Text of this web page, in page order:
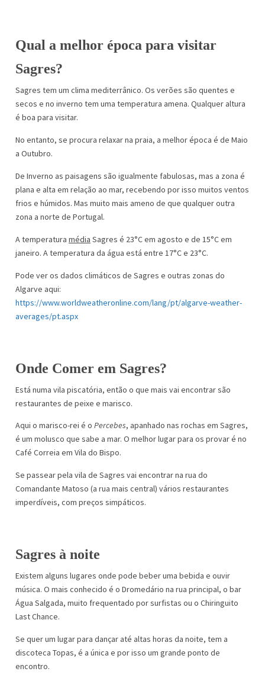
Qual a melhor época para visitar
Sagres?
Sagres tem um clima mediterrânico. Os verões são quentes e
secos e no inverno tem uma temperatura amena. Qualquer altura
é boa para visitar.
No entanto, se procura relaxar na praia, a melhor época é de Maio
a Outubro.
De Inverno as paisagens são igualmente fabulosas, mas a zona é
plana e alta em relação ao mar, recebendo por isso muitos ventos
frios e húmidos. Mas muito mais ameno de que qualquer outra
zona a norte de Portugal.
A temperatura média Sagres é 23°C em agosto e de 15°C em
janeiro. A temperatura da água está entre 17°C e 23°C.
Pode ver os dados climáticos de Sagres e outras zonas do
Algarve aqui:
https://www.worldweatheronline.com/lang/pt/algarve-weather-
averages/pt.aspx
Onde Comer em Sagres?
Está numa vila piscatória, então o que mais vai encontrar são
restaurantes de peixe e marisco.
Aqui o marisco-rei é o Percebes, apanhado nas rochas em Sagres,
é um molusco que sabe a mar. O melhor lugar para os provar é no
Café Correia em Vila do Bispo.
Se passear pela vila de Sagres vai encontrar na rua do
Comandante Matoso (a rua mais central) vários restaurantes
imperdíveis, com preços simpáticos.
Sagres à noite
Existem alguns lugares onde pode beber uma bebida e ouvir
música. O mais conhecido é o Dromedário na rua principal, o bar
Água Salgada, muito frequentado por surfistas ou o Chiringuito
Last Chance.
Se quer um lugar para dançar até altas horas da noite, tem a
discoteca Topas, é a única e por isso um grande ponto de
encontro.